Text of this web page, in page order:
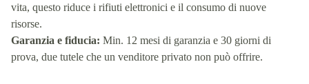
vita, questo riduce i rifiuti elettronici e il consumo di nuove
risorse.
Garanzia e fiducia: Min. 12 mesi di garanzia e 30 giorni di
prova, due tutele che un venditore privato non può offrire.